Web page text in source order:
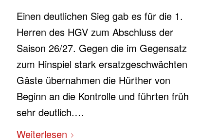
Einen deutlichen Sieg gab es für die 1.
Herren des HGV zum Abschluss der
Saison 26/27. Gegen die im Gegensatz
zum Hinspiel stark ersatzgeschwächten
Gäste übernahmen die Hürther von
Beginn an die Kontrolle und führten früh
sehr deutlich.…
Weiterlesen